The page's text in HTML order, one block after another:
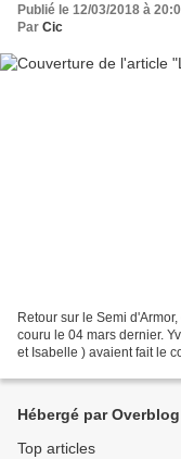
Publié le 12/03/2018 à
Par Cic
Retour sur le Semi
couru le 04 mars dernier.
et Isabelle ) avaient fait le
Hébergé par Overblog
Top articles